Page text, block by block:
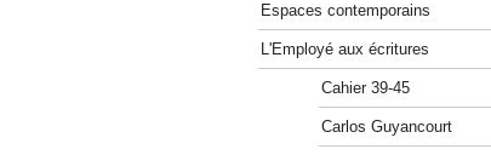
Espaces contemporains
L'Employé aux écritures
Cahier 39-45
Carlos Guyancourt